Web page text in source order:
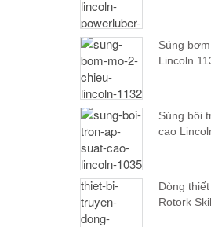
Súng
Lincoln
Súng bôi
cao
Dòng
Rotork